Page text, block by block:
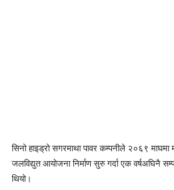
सिनो हाइड्रो सगरमाथा पावर कम्पनीले २०६९ माघमा
जलविद्युत आयोजना निर्माण सुरु गर्दा एक वर्षअघिनै
थियो।